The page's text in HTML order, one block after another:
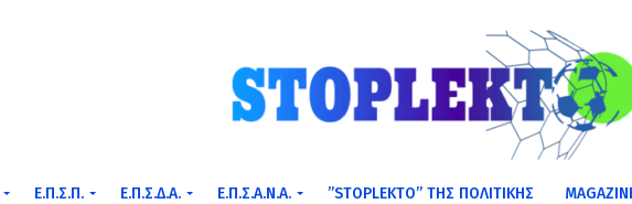
Ε.Π.Σ.Π. Ε.Π.Σ.Δ.Α. Ε.Π.Σ.Α.Ν.Α. ”STOPLEKTO” ΤΗΣ ΠΟΛΙΤΙΚΗΣ